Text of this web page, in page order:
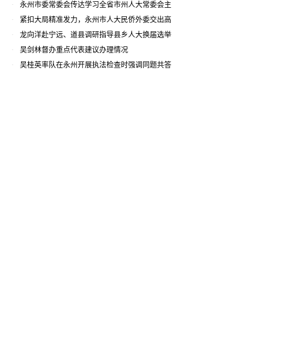
永州市委常委会传达学习全省市州人大常委会主
要负责同志座谈会有关精神 专题听取省人大常委会
执法检查组到永州开展大气污染防治相关法律法规
执法检查情况汇报
紧扣大局精准发力，永州市人大民侨外委交出高
质量履职答卷
龙向洋赴宁远、道县调研指导县乡人大换届选举
并督导安全生产工作
吴剑林督办重点代表建议办理情况
吴桂英率队在永州开展执法检查时强调同题共答